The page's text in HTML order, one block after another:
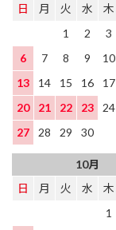
日
月 火 水 木
1
2 3
6
7 8 9 10
13
14 15 16 17
20
21 22 23 24
27
28 29 30
10月
日
月 火 水 木
1